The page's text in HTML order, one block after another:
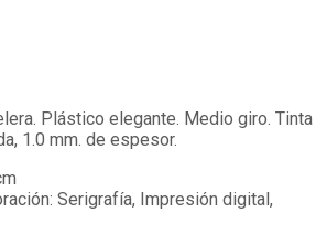
Plástico elegante. Medio giro. Tinta
1.0 mm. de espesor.
Serigrafía, Impresión digital,